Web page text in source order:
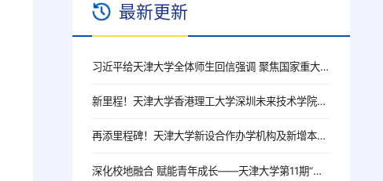
最新更新
习近平给天津大学全体师生回信强调 聚焦国家重大战略需求提高人才培养质量 更好服务经济社会发展
新里程！天津大学香港理工大学深圳未来技术学院获批成立
再添里程碑！天津大学新设合作办学机构及新增本科专业双双获教育部批复
深化校地融合 赋能青年成长——天津大学第11期“椒峰论坛”在合肥举办